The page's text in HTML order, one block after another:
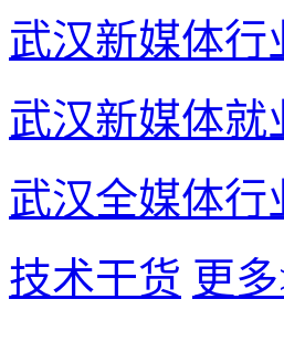
武汉新媒体行
武汉新媒体就
武汉全媒体行
技术干货 更